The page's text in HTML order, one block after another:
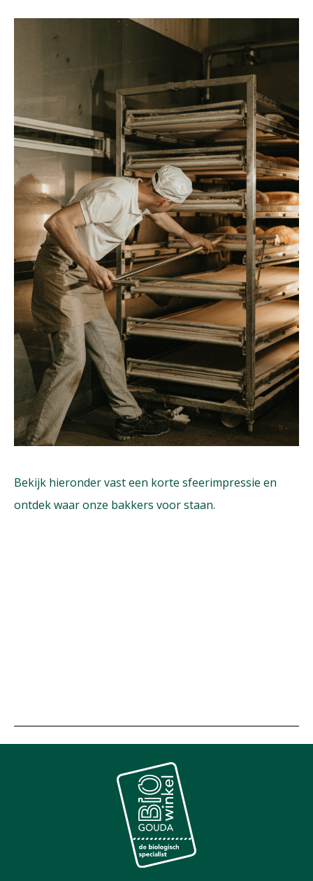
Bekijk hieronder vast een korte sfeerimpressie en
ontdek waar onze bakkers voor staan.